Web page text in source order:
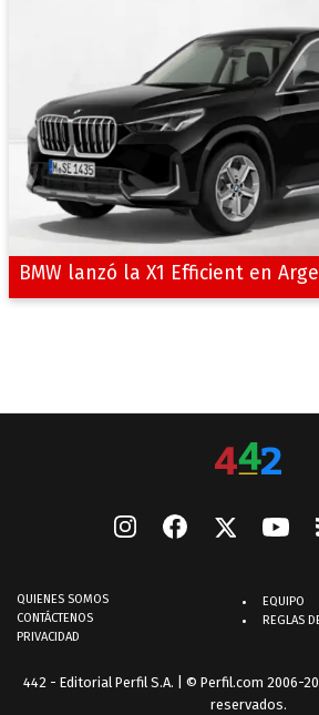
BMW lanzó la X1 Efficient en
QUIENES SOMOS
CONTÁCTENOS
PRIVACIDAD
EQUIPO
REGLAS
442 - Editorial Perfil S.A. | © Perfil.com 2006-
reservados.